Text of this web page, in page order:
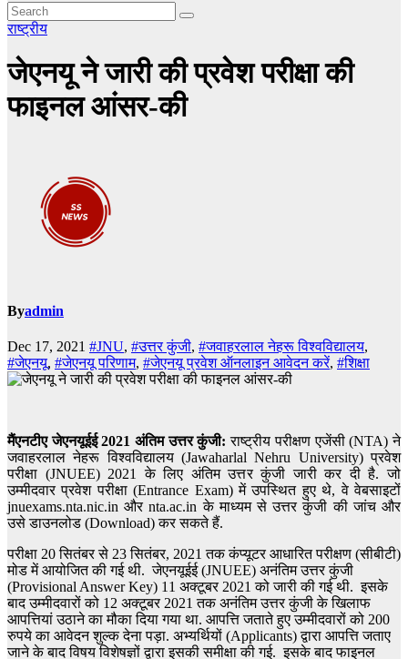
राष्ट्रीय
​जेएनयू ने जारी की प्रवेश परीक्षा की
फाइनल आंसर-की
Byadmin
Dec 17, 2021 #JNU, #उत्तर कुंजी, #जवाहरलाल नेहरू विश्वविद्यालय,
#जेएनयू, #जेएनयू परिणाम, #जेएनयू प्रवेश ऑनलाइन आवेदन करें, #शिक्षा
मैंएनटीए जेएनयूईई 2021 अंतिम उत्तर कुंजी: राष्ट्रीय परीक्षण एजेंसी (NTA) ने
जवाहरलाल नेहरू विश्वविद्यालय (Jawaharlal Nehru University) प्रवेश
परीक्षा (JNUEE) 2021 के लिए अंतिम उत्तर कुंजी जारी कर दी है. जो
उम्मीदवार प्रवेश परीक्षा (Entrance Exam) में उपस्थित हुए थे, वे वेबसाइटों
jnuexams.nta.nic.in और nta.ac.in के माध्यम से उत्तर कुंजी की जांच और
उसे डाउनलोड (Download) कर सकते हैं.
परीक्षा 20 सितंबर से 23 सितंबर, 2021 तक कंप्यूटर आधारित परीक्षण (सीबीटी)
मोड में आयोजित की गई थी. जेएनयूईई (JNUEE) अनंतिम उत्तर कुंजी
(Provisional Answer Key) 11 अक्टूबर 2021 को जारी की गई थी. इसके
बाद उम्मीदवारों को 12 अक्टूबर 2021 तक अनंतिम उत्तर कुंजी के खिलाफ
आपत्तियां उठाने का मौका दिया गया था. आपत्ति जताते हुए उम्मीदवारों को 200
रुपये का आवेदन शुल्क देना पड़ा. अभ्यर्थियों (Applicants) द्वारा आपत्ति जताए
जाने के बाद विषय विशेषज्ञों द्वारा इसकी समीक्षा की गई. इसके बाद फाइनल